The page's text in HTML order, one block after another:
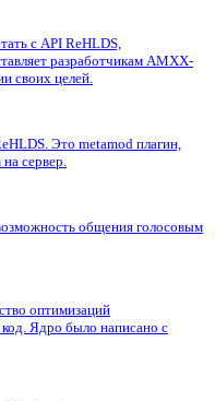
с API ReHLDS,
разработчикам AMXX-
своих целей.
Это metamod плагин,
сервер.
общения голосовым
оптимизаций
Ядро было написано с